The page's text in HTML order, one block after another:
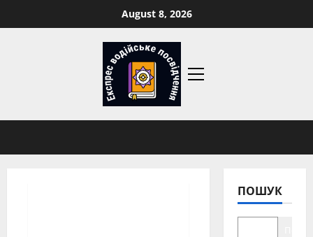
to
August 8, 2026
Primary
ПОШУК